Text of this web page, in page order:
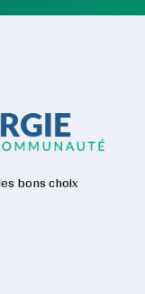
bons choix